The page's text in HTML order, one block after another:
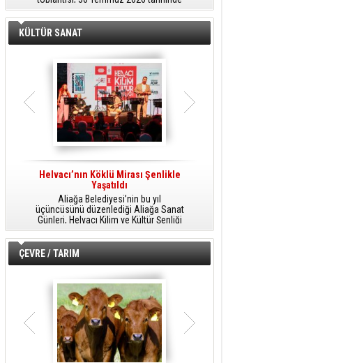
İstanbul’da gerçekleştirildi.
hidrojen teknolojileri alanında yenilikçi
projelere öncülük ediyor.
KÜLTÜR SANAT
Helvacı’nın Köklü Mirası Şenlikle
Yaşatıldı
Aliağa Belediyesi’nin bu yıl
üçüncüsünü düzenlediği Aliağa Sanat
Günleri, Helvacı Kilim ve Kültür Şenliği
ile Helvacı’da renkli bir güne sahne
oldu.
birbirinden renkli etkinliklerle devam
ÇEVRE / TARIM